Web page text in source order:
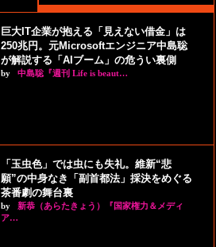
巨大IT企業が抱える「見えない借金」は
250兆円。元Microsoftエンジニア中島聡
が解説する「AIブーム」の危うい裏側
by 中島聡『週刊 Life is beaut…
「玉虫色」では虫にも失礼。維新“悲
願”の中身なき「副首都法」採決をめぐる
茶番劇の舞台裏
by
新恭（あらたきょう）『国家権力＆メディ
ア…